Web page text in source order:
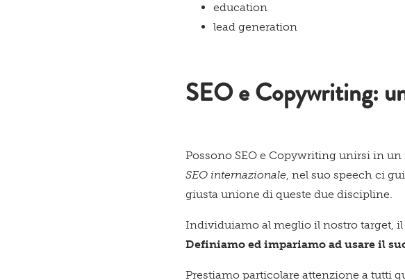
education
lead generation
SEO e Copywriting:
Possono SEO e Copywriting unirsi in
SEO internazionale, nel suo speech ci
giusta unione di queste due discipline.
Individuiamo al meglio il nostro target,
Definiamo ed impariamo ad usare il
Prestiamo particolare attenzione a tutti